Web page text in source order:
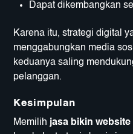
Dapat dikembangkan
Karena itu, strategi digital
menggabungkan media
keduanya saling
pelanggan.
Kesimpulan
Memilih jasa bikin